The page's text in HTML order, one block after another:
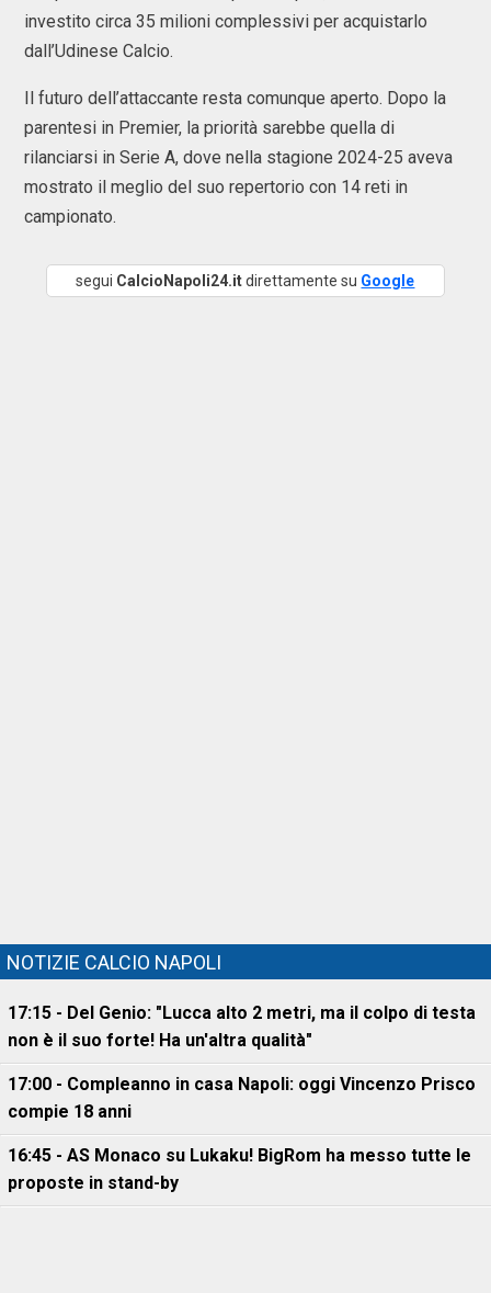
investito circa 35 milioni complessivi per acquistarlo
dall’Udinese Calcio.
Il futuro dell’attaccante resta comunque aperto. Dopo la
parentesi in Premier, la priorità sarebbe quella di
rilanciarsi in Serie A, dove nella stagione 2024-25 aveva
mostrato il meglio del suo repertorio con 14 reti in
campionato.
segui CalcioNapoli24.itdirettamente su Google
NOTIZIE CALCIO NAPOLI
17:15 - Del Genio: "Lucca alto 2 metri, ma il colpo di testa
non è il suo forte! Ha un'altra qualità"
17:00 - Compleanno in casa Napoli: oggi Vincenzo Prisco
compie 18 anni
16:45 - AS Monaco su Lukaku! BigRom ha messo tutte le
proposte in stand-by